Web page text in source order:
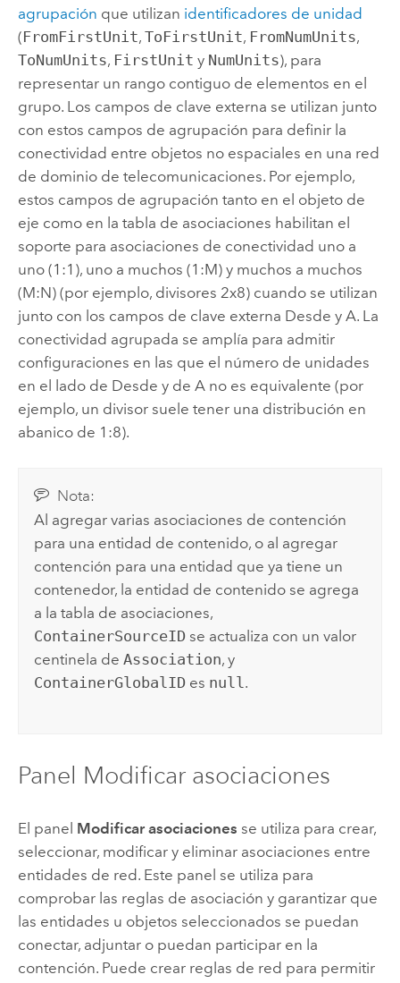
agrupación que utilizan identificadores de unidad
(FromFirstUnit, ToFirstUnit, FromNumUnits,
ToNumUnits, FirstUnit y NumUnits), para
representar un rango contiguo de elementos en el
grupo. Los campos de clave externa se utilizan junto
con estos campos de agrupación para definir la
conectividad entre objetos no espaciales en una red
de dominio de telecomunicaciones. Por ejemplo,
estos campos de agrupación tanto en el objeto de
eje como en la tabla de asociaciones habilitan el
soporte para asociaciones de conectividad uno a
uno (1:1), uno a muchos (1:M) y muchos a muchos
(M:N) (por ejemplo, divisores 2x8) cuando se utilizan
junto con los campos de clave externa Desde y A. La
conectividad agrupada se amplía para admitir
configuraciones en las que el número de unidades
en el lado de Desde y de A no es equivalente (por
ejemplo, un divisor suele tener una distribución en
abanico de 1:8).
Nota:
Al agregar varias asociaciones de contención
para una entidad de contenido, o al agregar
contención para una entidad que ya tiene un
contenedor, la entidad de contenido se agrega
a la tabla de asociaciones,
ContainerSourceID se actualiza con un valor
centinela deAssociation, y
ContainerGlobalID es null.
Panel Modificar asociaciones
El panel Modificar asociaciones se utiliza para crear,
seleccionar, modificar y eliminar asociaciones entre
entidades de red. Este panel se utiliza para
comprobar las reglas de asociación y garantizar que
las entidades u objetos seleccionados se puedan
conectar, adjuntar o puedan participar en la
contención. Puede crear reglas de red para permitir